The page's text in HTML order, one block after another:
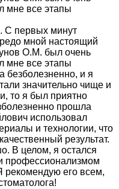
мне все этапы
С первых минут
мной настоящий
О.М. был очень
мне все этапы
безболезненно, и я
значительно чище и
то я был приятно
прошла
использовал
и технологии, что
результат.
В целом, я остался
профессионализмом
его всем,